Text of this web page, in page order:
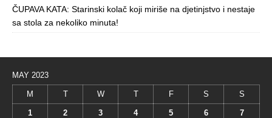
ČUPAVA KATA: Starinski kolač koji miriše na djetinjstvo i nestaje
sa stola za nekoliko minuta!
MAY 2023
M T W T F S S
1 2 3 4 5 6 7